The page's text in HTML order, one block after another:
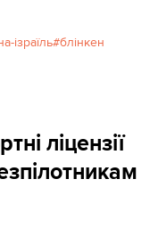
ізраїль блінкен
ліцензії